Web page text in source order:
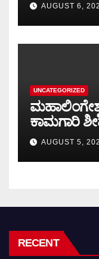
AUGUST 6,
UNCATEGORIZED
ಕಾಮಗಾರಿ
ಭಕ್ತರಿಂದ
AUGUST 5,
RECENT